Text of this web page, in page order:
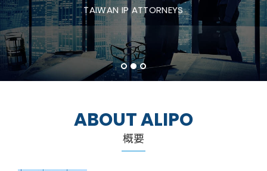
TAIWAN IP ATTORNEYS
ABOUT ALIPO
概要